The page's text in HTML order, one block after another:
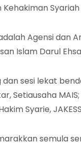
Agensi dan
Islam Darul
sesi lekat
Setiausaha
Syarie,
semula